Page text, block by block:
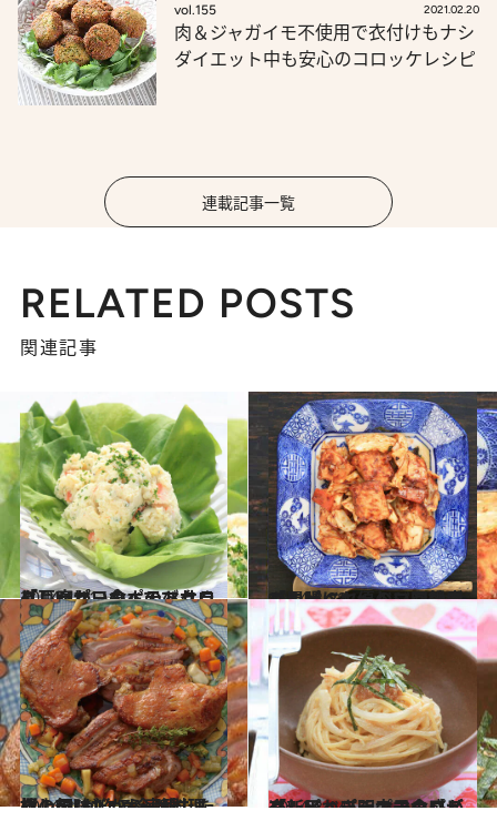
vol.155 2021.02.20
肉＆ジャガイモ不使用で衣付けもナシ
ダイエット中も安心のコロッケレシピ
連載記事一覧
RELATED POSTS
関連記事
2014.4.11
「じゃがいも」のマクロビレシピ 食べてびっくり豆腐マヨのポテトサラダ
グルメ 2014.3.28
「キャベツ」のマクロビレシピ キャベジン効果で胃腸にも優しい回鍋肉
グルメ
2014.3.14
放し飼いだから実現した極上の味！ “オーガニックの母”が作る合鴨料理
グルメ 2014.3.14
「新玉ねぎ」のマクロビレシピ プチプチ食感が楽しいベジ明太子のパスタ
グルメ